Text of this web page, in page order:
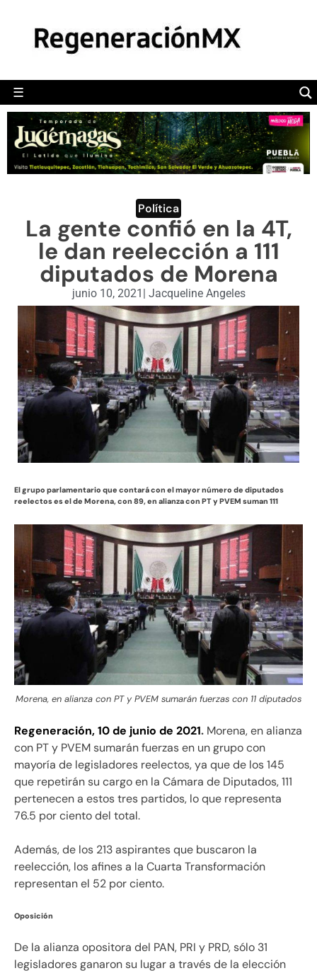
☰
POLÍTICA
CAMALEÓN
OPINIÓN
DEPORTES
ENGLISH SECTION
VIDEOS
Política
La gente confió en la 4T,
le dan reelección a 111
diputados de Morena
junio 10, 2021 | Jacqueline Angeles
El grupo parlamentario que contará con el mayor número de diputados
reelectos es el de Morena, con 89, en alianza con PT y PVEM suman 111
Morena, en alianza con PT y PVEM sumarán fuerzas con 11 diputados
Regeneración, 10 de junio de 2021. Morena, en alianza
con PT y PVEM sumarán fuerzas en un grupo con
mayoría de legisladores reelectos, ya que de los 145
que repetirán su cargo en la Cámara de Diputados, 111
pertenecen a estos tres partidos, lo que representa
76.5 por ciento del total.
Además, de los 213 aspirantes que buscaron la
reelección, los afines a la Cuarta Transformación
representan el 52 por ciento.
Oposición
De la alianza opositora del PAN, PRI y PRD, sólo 31
legisladores ganaron su lugar a través de la elección